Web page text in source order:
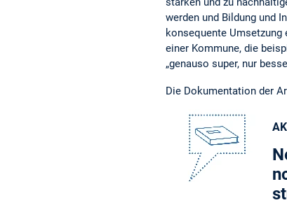
werden und Bildung und
konsequente
einer Kommune, die
„genauso super, nur
Die Dokumentation der